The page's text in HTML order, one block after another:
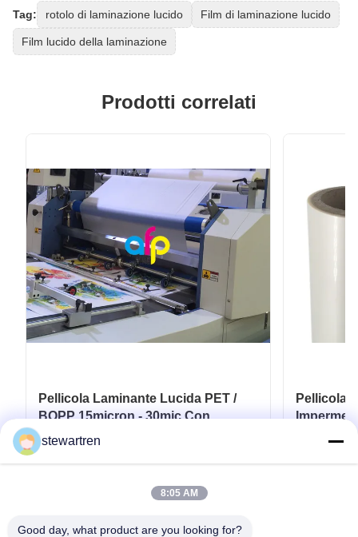
Tag: rotolo di laminazione lucido Film di laminazione lucido
Film lucido della laminazione
Prodotti correlati
Pellicola Laminante Lucida PET /
BOPP 15micron - 30mic Con
Finitura Brillante
Pellicola
Termica
stewartren
8:05 AM
Good day, what product are you looking for?